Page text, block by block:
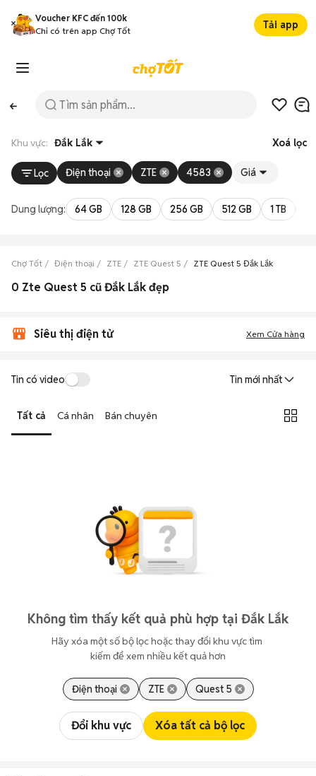
Voucher KFC đến 100k
Chỉ có trên app Chợ Tốt
Tải app
Khu vực: Đắk Lắk Xoá lọc
Lọc Điện thoại ZTE 4583 Giá
Dung lượng: 64 GB 128 GB 256 GB 512 GB 1 TB
Chợ Tốt Điện thoại ZTE ZTE Quest 5 ZTE Quest 5 Đắk Lắk
0 Zte Quest 5 cũ Đắk Lắk đẹp
Siêu thị điện tử Xem Cửa hàng
Tin có video Tin mới nhất
Tất cả Cá nhân Bán chuyên
Không tìm thấy kết quả phù hợp tại Đắk Lắk
Hãy xóa một số bộ lọc hoặc thay đổi khu vực tìm
kiếm để xem nhiều kết quả hơn
Điện thoại ZTE Quest 5
Đổi khu vực Xóa tất cả bộ lọc